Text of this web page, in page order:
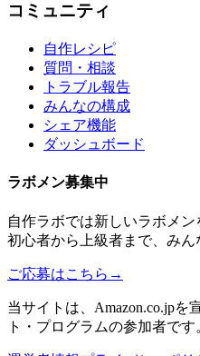
コミュニティ
自作レシピ
質問・相談
トラブル報告
みんなの構成
シェア機能
ダッシュボード
ラボメン募集中
自作ラボでは新しいラボメン
初心者から上級者まで、みん
ご応募はこちら →
当サイトは、Amazon.co.jp
ト・プログラムの参加者で